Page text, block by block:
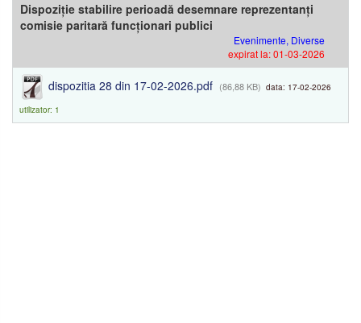
Dispoziție stabilire perioadă desemnare reprezentanți
comisie paritară funcționari publici
Evenimente, Diverse
expirat la: 01-03-2026
dispozitia 28 din 17-02-2026.pdf (86,88 KB) data: 17-02-2026
utilizator: 1